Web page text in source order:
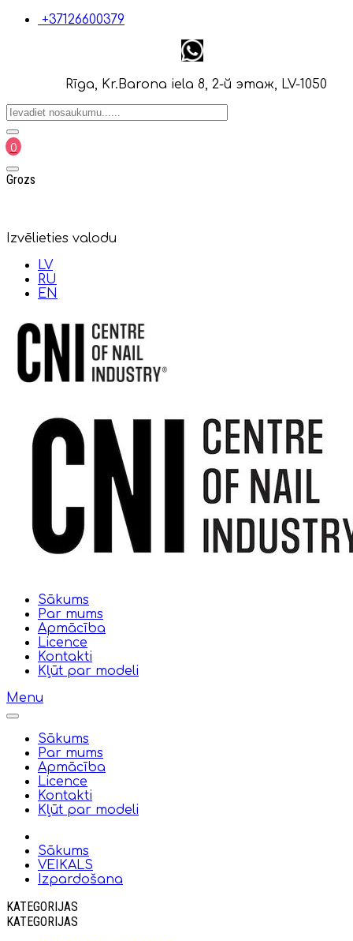
+37126600379
Rīga, Kr.Barona iela 8, 2-й этаж, LV-1050
0
Grozs
Izvēlieties valodu
LV
RU
EN
Sākums
Par mums
Apmācība
Licence
Kontakti
Kļūt par modeli
Menu
Sākums
Par mums
Apmācība
Licence
Kontakti
Kļūt par modeli
Sākums
VEIKALS
Izpardošana
KATEGORIJAS
KATEGORIJAS